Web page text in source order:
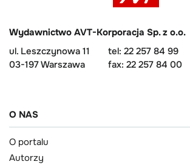
Wydawnictwo AVT-Korporacja Sp. z o.o.
ul. Leszczynowa 11
03-197 Warszawa
tel: 22 257 84 99
fax: 22 257 84 00
O NAS
O portalu
Autorzy